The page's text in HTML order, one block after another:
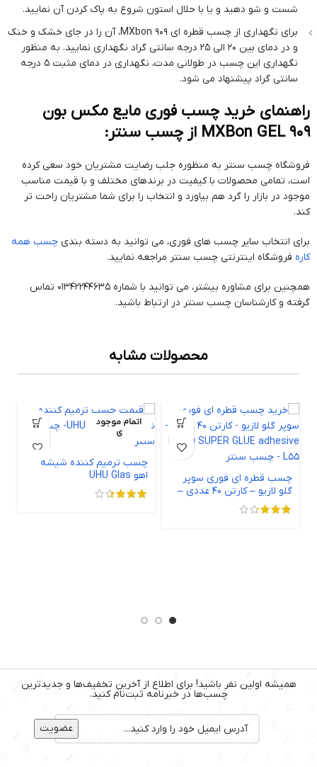
شست و شو دهید و یا با حلال استون شروع به پاک کردن آن نمایید.
برای نگهداری از چسب قطره ای MXbon 909، آن را در جای خشک و خنک
و در دمای بین 20 الی 25 درجه سانتی گراد نگهداری نمایید. به منظور
نگهداری این چسب در طولانی مدت، نگهداری در دمای مثبت 5 درجه
سانتی گراد پیشنهاد می شود.
راهنمای خرید چسب فوری مایع مکس بون
MXBon GEL 909 از چسب سنتر:
فروشگاه چسب سنتر به منظوره جلب رضایت مشتریان خود سعی کرده
است، تمامی محصولات با کیفیت در برندهای مختلف و با قیمت مناسب
موجود در بازار را گرد هم بیاورد و انتخاب را برای شما مشتریان راحت تر
کند.
برای انتخاب سایر چسب های فوری، می توانید به دسته بندی چسب همه
کاره فروشگاه اینترنتی چسب سنتر مراجعه نمایید.
همچنین برای مشاوره بیشتر، می توانید با شماره 01342244635 تماس
گرفته و کارشناسان چسب سنتر در ارتباط باشید.
محصولات مشابه
چسب قطره ای فوری سوپر
گلو لازیو – کارتن 40 عددی –
LAZIO SUPER GLUE
adhesive L55
اتمام موجود
ی
چسب ترمیم کننده شیشه
اهو UHU Glas
همیشه اولین نفر باشید! برای اطلاع از آخرین تخفیف‌ها و جدیدترین
چسب‌ها در خبرنامه ثبت‌نام کنید.